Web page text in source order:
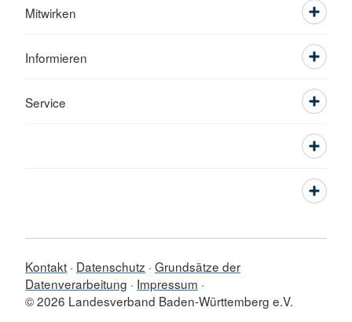
Mitwirken
Informieren
Service
Kontakt Datenschutz Grundsätze der
Datenverarbeitung
Impressum
© 2026 Landesverband Baden-Württemberg e.V.